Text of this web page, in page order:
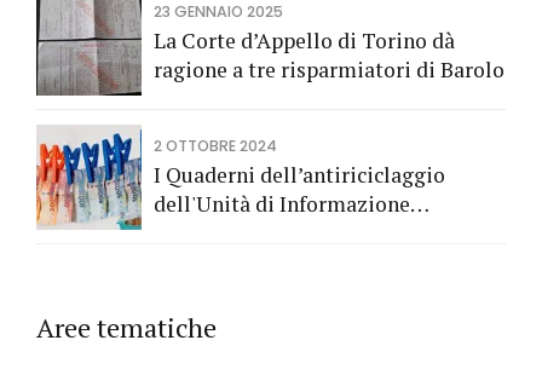
fruttiferi postali.
23 GENNAIO 2025
La Corte d’Appello di Torino dà
ragione a tre risparmiatori di Barolo
2 OTTOBRE 2024
I Quaderni dell’antiriciclaggio
dell'Unità di Informazione
Aree tematiche